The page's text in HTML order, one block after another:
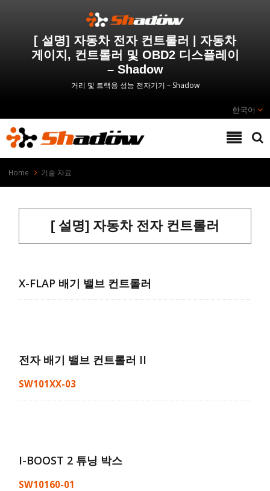
[ 설명] 자동차 전자 컨트롤러 | 자동차
게이지, 컨트롤러 및 OBD2 디스플레이
– Shadow
거리 및 트랙용 성능 전자기기 – Shadow
한국어
Home 기술 자료
[ 설명] 자동차 전자 컨트롤러
X-FLAP 배기 밸브 컨트롤러
전자 배기 밸브 컨트롤러 II
SW101XX-03
I-BOOST 2 튜닝 박스
SW10160-01